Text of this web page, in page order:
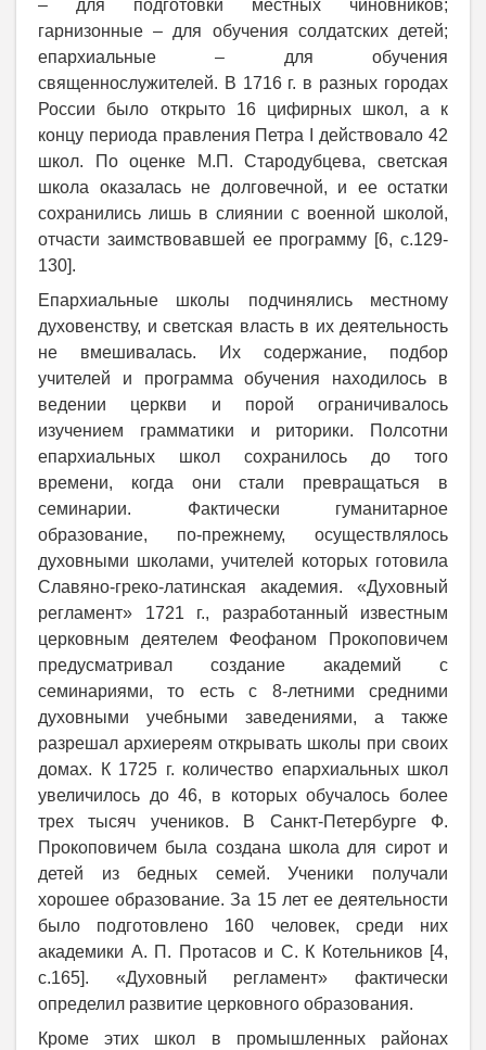
– для подготовки местных чиновников;
гарнизонные – для обучения солдатских детей;
епархиальные – для обучения
священнослужителей. В 1716 г. в разных городах
России было открыто 16 цифирных школ, а к
концу периода правления Петра
действовало 42
школ. По оценке М.П. Стародубцева, светская
школа оказалась не долговечной, и ее остатки
сохранились лишь в слиянии с военной школой,
отчасти заимствовавшей ее программу [6, с.129-
130].
Епархиальные школы подчинялись местному
духовенству, и светская власть в их деятельность
не вмешивалась. Их содержание, подбор
учителей и программа обучения находилось в
ведении церкви и порой ограничивалось
изучением грамматики и риторики. Полсотни
епархиальных школ сохранилось до того
времени, когда они стали превращаться в
семинарии. Фактически гуманитарное
образование, по-прежнему, осуществлялось
духовными школами, учителей которых готовила
Славяно-греко-латинская академия. «Духовный
регламент» 1721 г., разработанный известным
церковным деятелем Феофаном Прокоповичем
предусматривал создание академий с
семинариями, то есть с 8-летними средними
духовными учебными заведениями, а также
разрешал архиереям открывать школы при своих
домах. К 1725 г. количество епархиальных школ
увеличилось до 46, в которых обучалось более
трех тысяч учеников. В Санкт-Петербурге Ф.
Прокоповичем была создана школа для сирот и
детей из бедных семей. Ученики получали
хорошее образование. За 15 лет ее деятельности
было подготовлено 160 человек, среди них
академики А. П. Протасов и С. К Котельников [4,
с.165]. «Духовный регламент» фактически
определил развитие церковного образования.
Кроме этих школ в промышленных районах